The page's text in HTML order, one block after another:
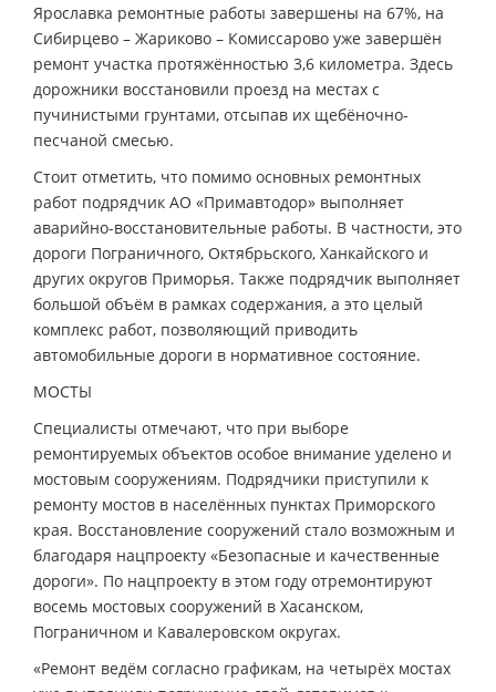
Ярославка ремонтные работы завершены на 67%, на
Сибирцево – Жариково – Комиссарово уже завершён
ремонт участка протяжённостью 3,6 километра. Здесь
дорожники восстановили проезд на местах с
пучинистыми грунтами, отсыпав их щебёночно-
песчаной смесью.
Стоит отметить, что помимо основных ремонтных
работ подрядчик АО «Примавтодор» выполняет
аварийно-восстановительные работы. В частности, это
дороги Пограничного, Октябрьского, Ханкайского и
других округов Приморья. Также подрядчик выполняет
большой объём в рамках содержания, а это целый
комплекс работ, позволяющий приводить
автомобильные дороги в нормативное состояние.
МОСТЫ
Специалисты отмечают, что при выборе
ремонтируемых объектов особое внимание уделено и
мостовым сооружениям. Подрядчики приступили к
ремонту мостов в населённых пунктах Приморского
края. Восстановление сооружений стало возможным и
благодаря нацпроекту «Безопасные и качественные
дороги». По нацпроекту в этом году отремонтируют
восемь мостовых сооружений в Хасанском,
Пограничном и Кавалеровском округах.
«Ремонт ведём согласно графикам, на четырёх мостах